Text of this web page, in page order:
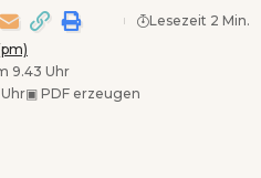
9.43 Uhr
▣ PDF erzeugen
Lesezeit 2 Min.